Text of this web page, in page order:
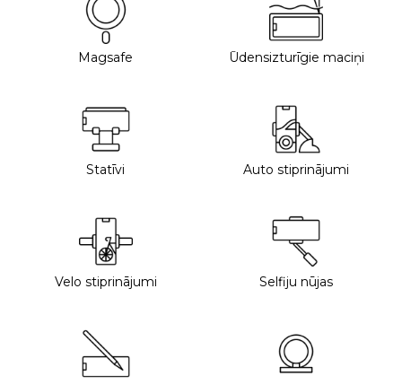
Magsafe Ūdensizturīgie maciņi
Statīvi Auto stiprinājumi
Velo stiprinājumi Selfiju nūjas